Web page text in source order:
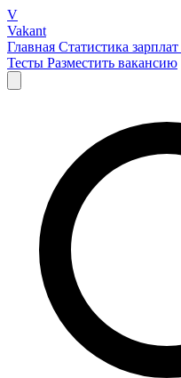
V
Vakant
Главная Статистика зарплат
Тесты Разместить вакансию